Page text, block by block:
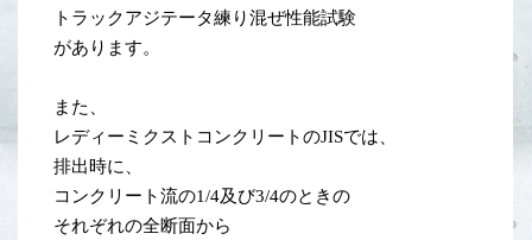
トラックアジテータ練り混ぜ性能試験
があります。
また、
レディーミクストコンクリートのJISでは、
排出時に、
コンクリート流の1/4及び3/4のときの
それぞれの全断面から